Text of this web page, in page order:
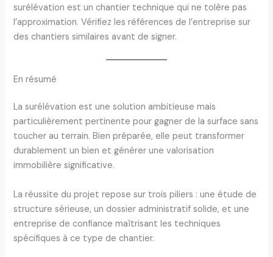
surélévation est un chantier technique qui ne tolère pas
l’approximation. Vérifiez les références de l’entreprise sur
des chantiers similaires avant de signer.
En résumé
La surélévation est une solution ambitieuse mais
particulièrement pertinente pour gagner de la surface sans
toucher au terrain. Bien préparée, elle peut transformer
durablement un bien et générer une valorisation
immobilière significative.
La réussite du projet repose sur trois piliers : une étude de
structure sérieuse, un dossier administratif solide, et une
entreprise de confiance maîtrisant les techniques
spécifiques à ce type de chantier.